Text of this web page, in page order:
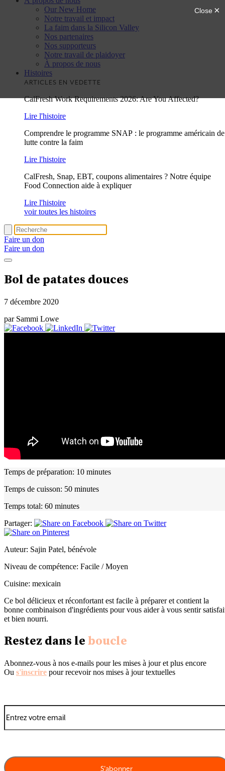
Our New Home
Notre travail et impact
La faim dans la Silicon Valley
Nos partenaires
Nos supporteurs
Notre travail de plaidoyer
À propos de nous
Histoires
ARTICLES EN VEDETTE
CalFresh Work Requirements 2026: Are You Affected?
Lire l'histoire
Comprendre le programme SNAP : le programme américain de
lutte contre la faim
Lire l'histoire
CalFresh, Snap, EBT, coupons alimentaires ? Notre équipe
Food Connection aide à expliquer
Lire l'histoire
voir toutes les histoires
Faire un don
Faire un don
Bol de patates douces
7 décembre 2020
par Sammi Lowe
Temps de préparation: 10 minutes
Temps de cuisson: 50 minutes
Temps total: 60 minutes
Partager:
Auteur: Sajin Patel, bénévole
Niveau de compétence: Facile / Moyen
Cuisine: mexicain
Ce bol délicieux et réconfortant est facile à préparer et contient la
bonne combinaison d'ingrédients pour vous aider à vous sentir
et bien nourri.
Restez dans le boucle
Abonnez-vous à nos e-mails pour les mises à jour et plus encore
Ou s'inscrire pour recevoir nos mises à jour textuelles